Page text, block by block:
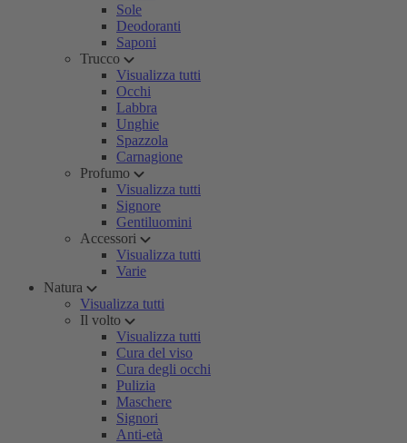
Sole
Deodoranti
Saponi
Trucco
Visualizza tutti
Occhi
Labbra
Unghie
Spazzola
Carnagione
Profumo
Visualizza tutti
Signore
Gentiluomini
Accessori
Visualizza tutti
Varie
Natura
Visualizza tutti
Il volto
Visualizza tutti
Cura del viso
Cura degli occhi
Pulizia
Maschere
Signori
Anti-età